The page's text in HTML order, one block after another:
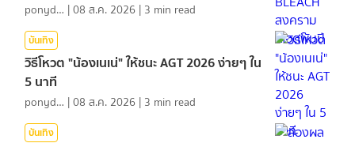
ponydiary |08 ส.ค. 2026 | 3 min read
บันเทิง
วิธีโหวต "น้องเนเน่" ให้ชนะ AGT 2026 ง่ายๆ ใน
5 นาที
ponydiary |08 ส.ค. 2026 | 3 min read
บันเทิง